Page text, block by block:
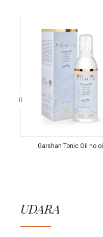
Garshan Tonic Oil no oil
UDARA